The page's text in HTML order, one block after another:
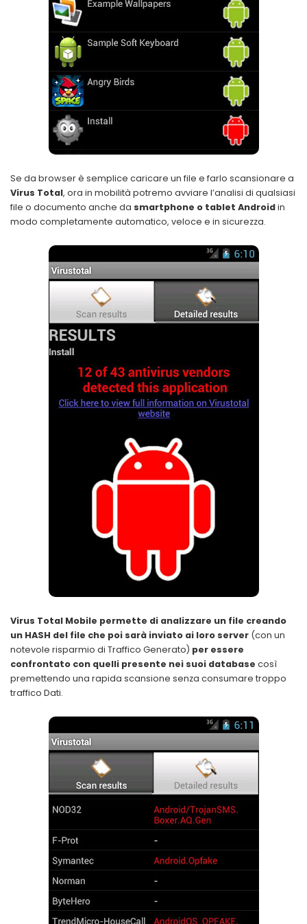
Se da browser è semplice caricare un file e farlo scansionare a
Virus Total, ora in mobilità potremo avviare l’analisi di qualsiasi
file o documento anche da smartphone o tablet Androidin
modo completamente automatico, veloce e in sicurezza.
Virus Total Mobile permette di analizzare un file creando
un HASH del file che poi sarà inviato ai loro server (con un
notevole risparmio di Traffico Generato) per essere
confrontato con quelli presente nei suoi database così
premettendo una rapida scansione senza consumare troppo
traffico Dati.